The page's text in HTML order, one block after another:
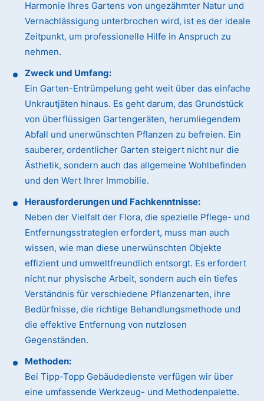
Harmonie Ihres Gartens von ungezähmter Natur und
Vernachlässigung unterbrochen wird, ist es der ideale
Zeitpunkt, um professionelle Hilfe in Anspruch zu
nehmen.
Zweck und Umfang:
Ein Garten-Entrümpelung geht weit über das einfache
Unkrautjäten hinaus. Es geht darum, das Grundstück
von überflüssigen Gartengeräten, herumliegendem
Abfall und unerwünschten Pflanzen zu befreien. Ein
sauberer, ordentlicher Garten steigert nicht nur die
Ästhetik, sondern auch das allgemeine Wohlbefinden
und den Wert Ihrer Immobilie.
Herausforderungen und Fachkenntnisse:
Neben der Vielfalt der Flora, die spezielle Pflege- und
Entfernungsstrategien erfordert, muss man auch
wissen, wie man diese unerwünschten Objekte
effizient und umweltfreundlich entsorgt. Es erfordert
nicht nur physische Arbeit, sondern auch ein tiefes
Verständnis für verschiedene Pflanzenarten, ihre
Bedürfnisse, die richtige Behandlungsmethode und
die effektive Entfernung von nutzlosen
Gegenständen.
Methoden:
Bei Tipp-Topp Gebäudedienste verfügen wir über
eine umfassende Werkzeug- und Methodenpalette.